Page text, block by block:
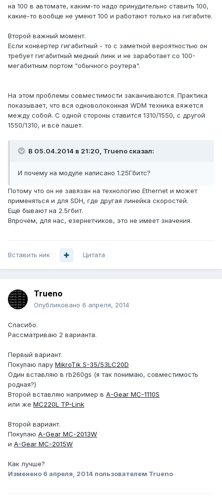
на 100 в автомате, каким-то надо принудительно ставить 100,
какие-то вообще не умеют 100 и работают только на гигабите.
Второй важный момент.
Если конвертер гигабитный - то с заметной вероятностью он
требует гигабитный медный линк и не заработает со 100-
мегабитным портом "обычного роутера".
На этом проблемы совместимости заканчиваются. Практика
показывает, что вся одноволоконная WDM техника вяжется
между собой. С одной стороны ставится 1310/1550, с другой
1550/1310, и всё пашет.
В 05.04.2014 в 21:20, Trueno сказал:
И почему на модуле написано 1.25Гбитс?
Потому что он не завязан на технологию Ethernet и может
применяться и для SDH, где другая линейка скоростей.
Ещё бывают на 2.5гбит.
Впрочем, для нас, езернетчиков, это не имеет значения.
Вставить ник Цитата
Trueno
Опубликовано 6 апреля, 2014
Спасибо.
Рассматриваю 2 варианта.
Первый вариант.
Покупаю пару MikroTik S-35/53LC20D
Один вставляю в rb260gs (я так понимаю, совместимость
родная?)
Второй вставляю например в A-Gear MC-1110S
или же MC220L TP-Link
Второй вариант.
Покупаю A-Gear MC-2013W
и A-Gear MC-2015W
Как лучше?
Изменено 6 апреля, 2014 пользователем Trueno